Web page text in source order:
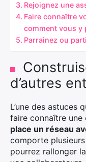
Rejoignez une
Faire connaître
comment vous y
Parrainez ou
d’autres
L’une des astuces
faire connaître une
place un réseau
comporte
pourrez rallonger